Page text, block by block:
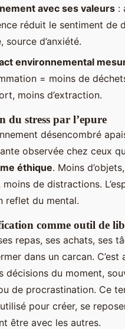
avec ses valeurs :
réduit le sentiment de
source d’anxiété.
environnemental
= moins de
moins d’extraction.
du stress par l’epure
désencombré
observée chez ceux
éthique. Moins
de distractions.
reflet du mental.
comme outil de
repas, ses achats, ses
dans un carcan.
décisions du moment,
de procrastination. Ce
pour créer, se
être avec les autres.